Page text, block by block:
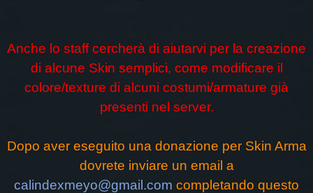
Anche lo staff cercherà di aiutarvi per la creazione
di alcune Skin semplici, come modificare il
colore/texture di alcuni costumi/armature già
presenti nel server.
Dopo aver eseguito una donazione per Skin Arma
dovrete inviare un email a
calindexmeyo@gmail.com completando questo